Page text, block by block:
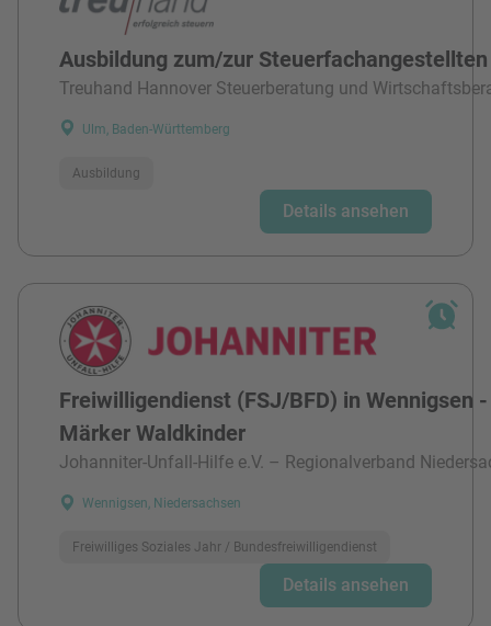
Ausbildung zum/zur
Treuhand Hannover Steuerberatung und
Ulm, Baden-Württemberg
Ausbildung
Details ansehen
Freiwilligendienst (FSJ/BFD) in Wennigsen
Märker Waldkinder
Johanniter-Unfall-Hilfe e.V. – Regionalverband
Wennigsen, Niedersachsen
Freiwilliges Soziales Jahr / Bundesfreiwilligendienst
Details ansehen